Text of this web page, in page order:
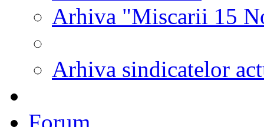
Arhiva "Miscarii 15
Arhiva sindicatelor
Forum